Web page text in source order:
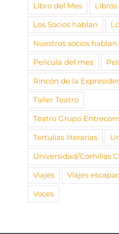
Libro del Mes
Libros
Los Socios hablan
Nuestros socios hablan
Película del mes
Rincón de la
Taller Teatro
Teatro Grupo
Tertulias literarias
Universidad/Comillas
Viajes
Viajes
Voces